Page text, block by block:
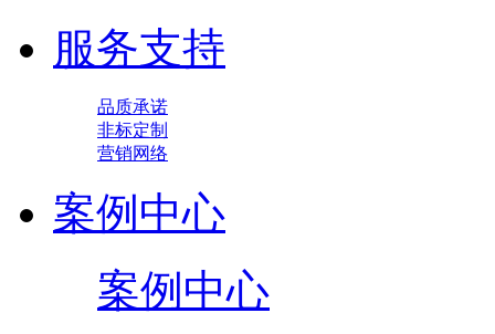
服务支持
品质承诺
非标定制
营销网络
案例中心
案例中心